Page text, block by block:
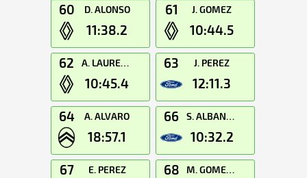
60 D. ALONSO
11:38.2
61 J. GOMEZ
10:44.5
62 A. LAURENT
10:45.4
63 J. PEREZ
12:11.3
64 A. ALVARO
18:57.1
66 S. ALBANCHEZ
10:32.2
67 E. PEREZ 68 M. GOMEZ-MANZANILLA